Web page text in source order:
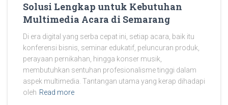
Solusi Lengkap untuk Kebutuhan
Multimedia Acara di Semarang
Di era digital yang serba cepat ini, setiap acara, baik itu
konferensi bisnis, seminar edukatif, peluncuran produk,
perayaan pernikahan, hingga konser musik,
membutuhkan sentuhan profesionalisme tinggi dalam
aspek multimedia. Tantangan utama yang kerap dihadapi
oleh Read more